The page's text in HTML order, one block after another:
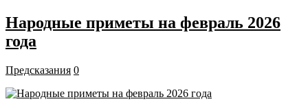
Народные приметы на февраль 2026
года
Предсказания 0